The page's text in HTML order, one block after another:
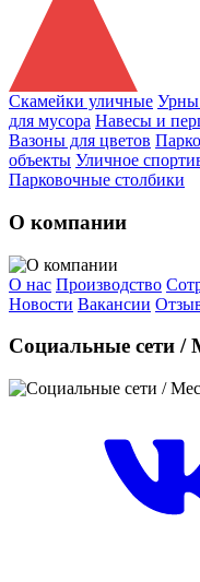
Скамейки уличные Урны
для мусора Навесы и
Вазоны для цветов
объекты Уличное
Парковочные столбики
О компании
О нас Производство
Новости Вакансии
Социальные сети /